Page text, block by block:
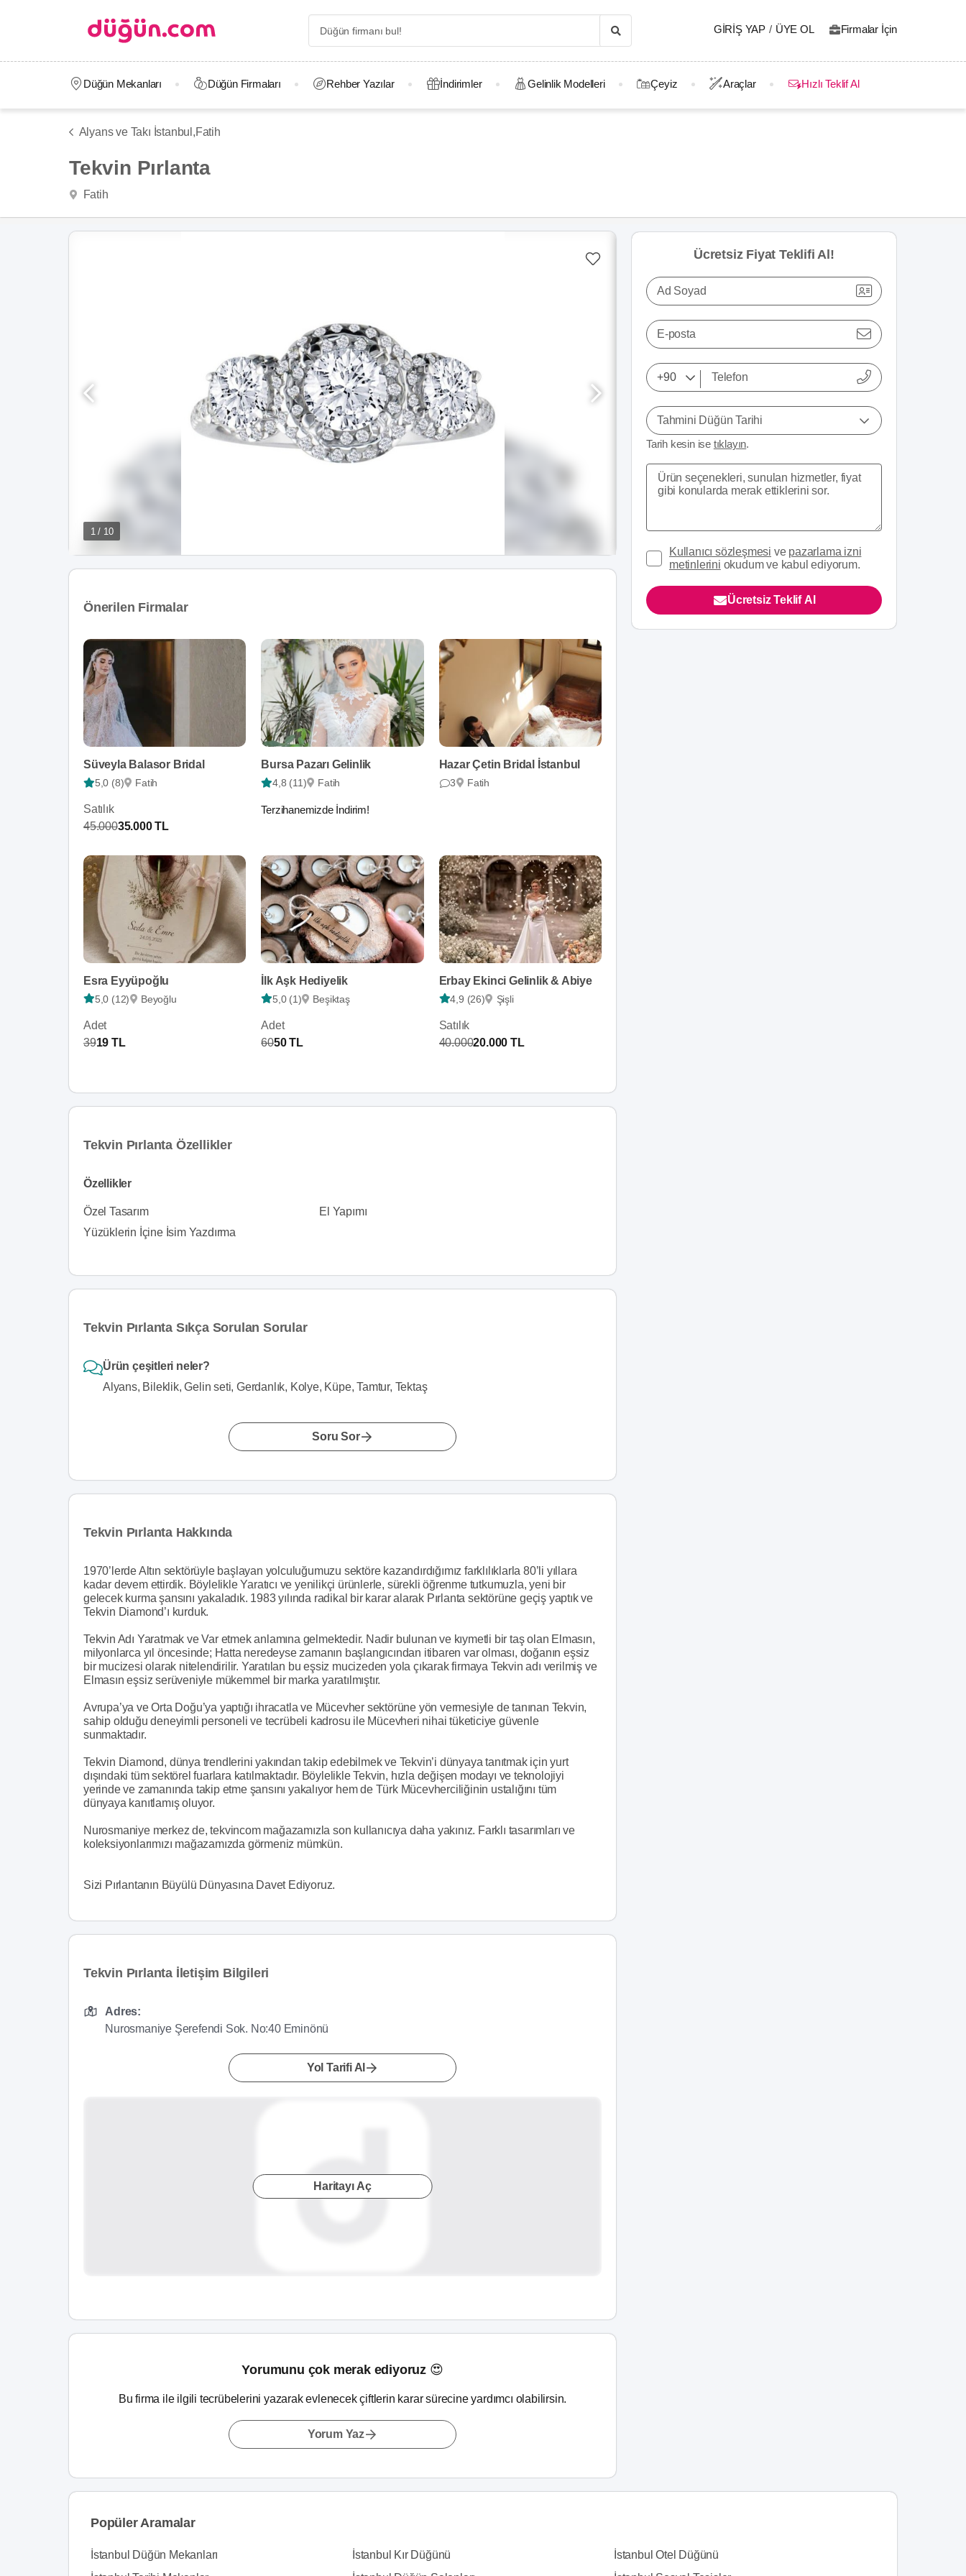
GIRIŞ YAP / ÜYE OL Firmalar İçin
Düğün Mekanları Düğün Firmaları Rehber Yazılar İndirimler Gelinlik Modelleri Çeyiz Araçlar Hızlı Teklif Al
Alyans ve Takı İstanbul,Fatih
Tekvin Pırlanta
Fatih
1 / 10
Önerilen Firmalar
Süveyla Balasor Bridal
5,0 (8) Fatih
Satılık
45.00035.000 TL
Bursa Pazarı Gelinlik
4,8 (11) Fatih
Terzihanemizde İndirim!
Hazar Çetin Bridal İstanbul
3 Fatih
Esra Eyyüpoğlu
5,0 (12) Beyoğlu
Adet
3919 TL
İlk Aşk Hediyelik
5,0 (1) Beşiktaş
Adet
6050 TL
Erbay Ekinci Gelinlik & Abiye
4,9 (26) Şişli
Satılık
40.00020.000 TL
Tekvin Pırlanta Özellikler
Özellikler
Özel Tasarım
El Yapımı
Yüzüklerin İçine İsim Yazdırma
Tekvin Pırlanta Sıkça Sorulan Sorular
Ürün çeşitleri neler?
Alyans, Bileklik, Gelin seti, Gerdanlık, Kolye, Küpe, Tamtur, Tektaş
Soru Sor
Tekvin Pırlanta Hakkında
1970’lerde Altın sektörüyle başlayan yolculuğumuzu sektöre kazandırdığımız farklılıklarla 80’li yıllara
kadar devem ettirdik. Böylelikle Yaratıcı ve yenilikçi ürünlerle, sürekli öğrenme tutkumuzla, yeni bir
gelecek kurma şansını yakaladık. 1983 yılında radikal bir karar alarak Pırlanta sektörüne geçiş yaptık ve
Tekvin Diamond’ı kurduk.
Tekvin Adı Yaratmak ve Var etmek anlamına gelmektedir. Nadir bulunan ve kıymetli bir taş olan Elmasın,
milyonlarca yıl öncesinde; Hatta neredeyse zamanın başlangıcından itibaren var olması, doğanın eşsiz
bir mucizesi olarak nitelendirilir. Yaratılan bu eşsiz mucizeden yola çıkarak firmaya Tekvin adı verilmiş ve
Elmasın eşsiz serüveniyle mükemmel bir marka yaratılmıştır.
Avrupa’ya ve Orta Doğu’ya yaptığı ihracatla ve Mücevher sektörüne yön vermesiyle de tanınan Tekvin,
sahip olduğu deneyimli personeli ve tecrübeli kadrosu ile Mücevheri nihai tüketiciye güvenle
sunmaktadır.
Tekvin Diamond, dünya trendlerini yakından takip edebilmek ve Tekvin’i dünyaya tanıtmak için yurt
dışındaki tüm sektörel fuarlara katılmaktadır. Böylelikle Tekvin, hızla değişen modayı ve teknolojiyi
yerinde ve zamanında takip etme şansını yakalıyor hem de Türk Mücevherciliğinin ustalığını tüm
dünyaya kanıtlamış oluyor.
Nurosmaniye merkez de, tekvincom mağazamızla son kullanıcıya daha yakınız. Farklı tasarımları ve
koleksiyonlarımızı mağazamızda görmeniz mümkün.
Sizi Pırlantanın Büyülü Dünyasına Davet Ediyoruz.
Tekvin Pırlanta İletişim Bilgileri
Adres:
Nurosmaniye Şerefendi Sok. No:40 Eminönü
Yol Tarifi Al
Haritayı Aç
Yorumunu çok merak ediyoruz 😍
Bu firma ile ilgili tecrübelerini yazarak evlenecek çiftlerin karar sürecine yardımcı olabilirsin.
Yorum Yaz
Ücretsiz Fiyat Teklifi Al!
Ad Soyad
E-posta
Tahmini Düğün Tarihi
Tarih kesin ise tıklayın.
Kullanıcı sözleşmesi ve pazarlama izni
metinlerini okudum ve kabul ediyorum.
Ücretsiz Teklif Al
Popüler Aramalar
İstanbul Düğün Mekanları İstanbul Kır Düğünü
İstanbul Otel Düğünü